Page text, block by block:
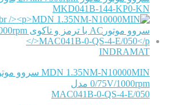
MKD041B-144-KP0-KN
INDRAMAT
0/75V/1000rpm مدل
MAC041B-0-QS-4-E/050